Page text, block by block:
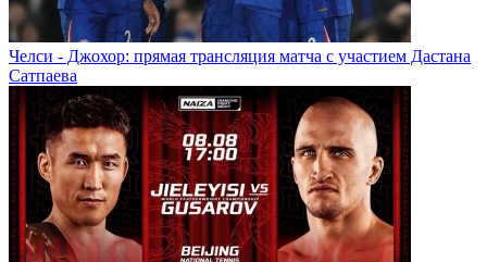
Челси - Джохор: прямая трансляция матча с участием Дастана
Сатпаева